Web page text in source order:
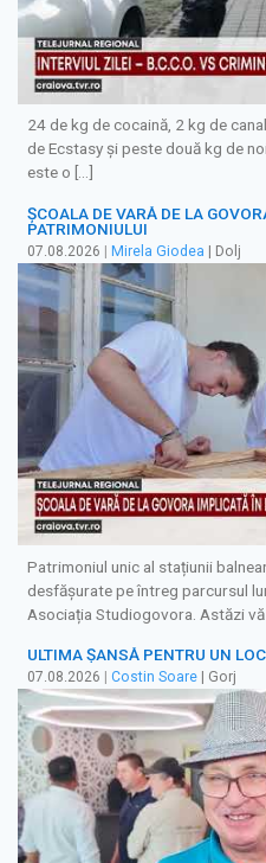
24 de kg de cocaină, 2 kg de
de Ecstasy și peste două kg de
este o […]
ȘCOALA DE VARĂ DE LA
PATRIMONIULUI
07.08.2026 | Mirela Giodea | Dolj
Patrimoniul unic al stațiunii
desfășurate pe întreg parcursul
Asociația Studiogovora. Astăzi
ULTIMA ȘANSĂ PENTRU UN
07.08.2026 Costin Soare | Gorj